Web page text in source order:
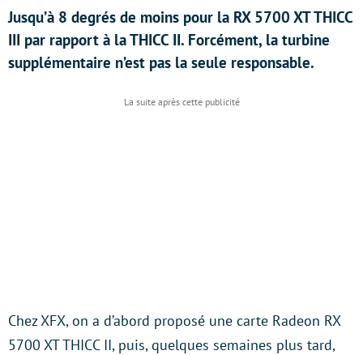
Jusqu’à 8 degrés de moins pour la RX 5700 XT THICC
III par rapport à la THICC II. Forcément, la turbine
supplémentaire n’est pas la seule responsable.
Chez XFX, on a d’abord proposé une carte Radeon RX
5700 XT THICC II, puis, quelques semaines plus tard,